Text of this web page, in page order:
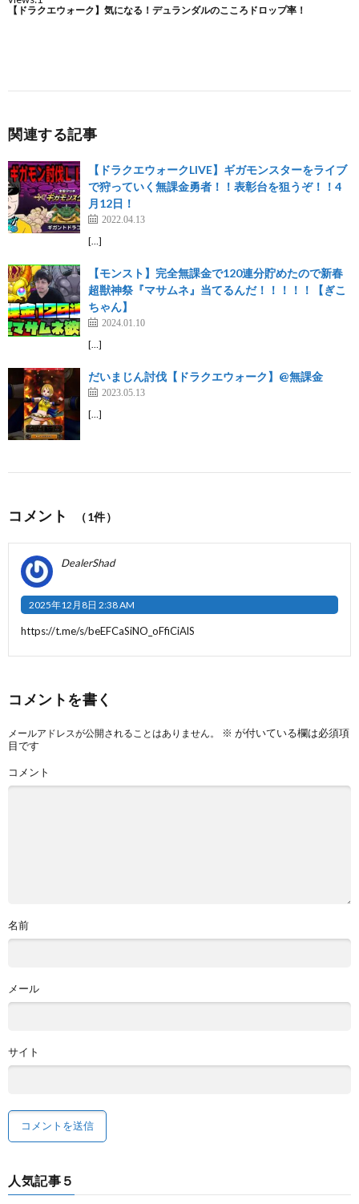
関連する記事
【ドラクエウォークLIVE】ギガモンスターをライブ
で狩っていく無課金勇者！！表彰台を狙うぞ！！4
月12日！
2022.04.13
[…]
【モンスト】完全無課金で120連分貯めたので新春
超獣神祭『マサムネ』当てるんだ！！！！！【ぎこ
ちゃん】
2024.01.10
[…]
だいまじん討伐【ドラクエウォーク】@無課金
2023.05.13
[…]
コメント （1件）
DealerShad
2025年12月8日 2:38 AM
https://t.me/s/beEFCaSiNO_oFfiCiAlS
コメントを書く
メールアドレスが公開されることはありません。 ※ が付いている欄は必須項
目です
コメント
名前
メール
サイト
人気記事５